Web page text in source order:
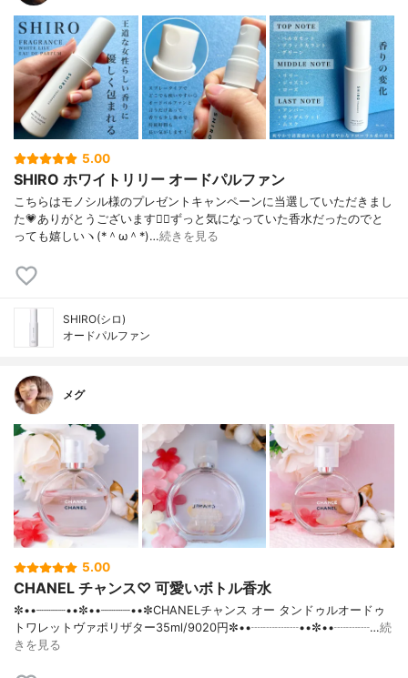
5.00
SHIRO ホワイトリリー オードパルファン
こちらはモノシル様のプレゼントキャンペーンに当選していただきまし
た💗ありがとうございます🙇‍♀️ずっと気になっていた香水だったのでと
っても嬉しいヽ(*＾ω＾*)…続きを見る
SHIRO(シロ)
オードパルファン
メグ
5.00
CHANEL チャンス♡ 可愛いボトル香水
✼••┈┈┈┈••✼••┈┈┈┈••✼CHANELチャンス オー タンドゥルオードゥ
トワレットヴァポリザター35ml/9020円✼••┈┈┈┈••✼••┈┈┈…続
きを見る